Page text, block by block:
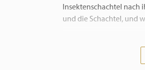
Insektenschachtel nach
und die Schachtel, und
Wenn sie spezielle